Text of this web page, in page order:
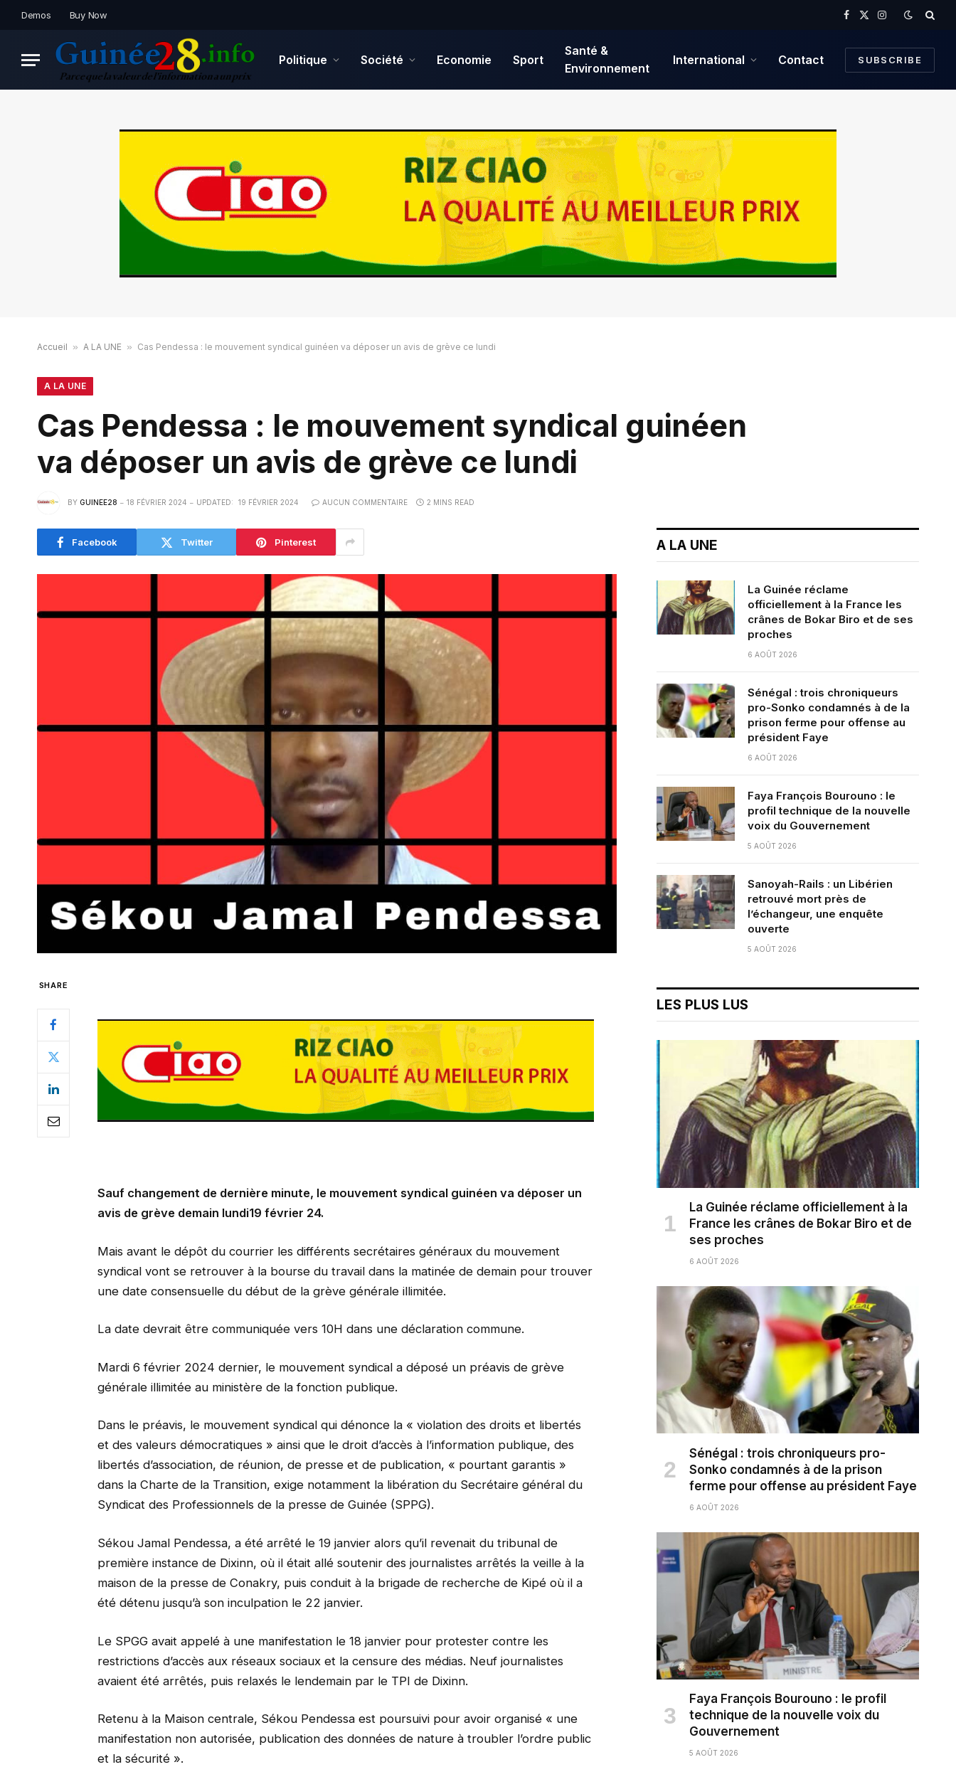
Demos Buy Now
Facebook
X
Instagram
Politique Société Economie Sport
Santé &
Environnement
International Contact SUBSCRIBE
Accueil » A LA UNE » Cas Pendessa : le mouvement syndical guinéen va déposer un avis de grève ce lundi
A LA UNE
Cas Pendessa : le mouvement syndical guinéen
va déposer un avis de grève ce lundi
BY GUINEE28 18 FÉVRIER 2024 UPDATED: 19 FÉVRIER 2024 AUCUN COMMENTAIRE 2 MINS READ
Facebook Twitter Pinterest
SHARE
Sauf changement de dernière minute, le mouvement syndical guinéen va déposer un
avis de grève demain lundi19 février 24.
Mais avant le dépôt du courrier les différents secrétaires généraux du mouvement
syndical vont se retrouver à la bourse du travail dans la matinée de demain pour trouver
une date consensuelle du début de la grève générale illimitée.
La date devrait être communiquée vers 10H dans une déclaration commune.
Mardi 6 février 2024 dernier, le mouvement syndical a déposé un préavis de grève
générale illimitée au ministère de la fonction publique.
Dans le préavis, le mouvement syndical qui dénonce la « violation des droits et libertés
et des valeurs démocratiques » ainsi que le droit d’accès à l’information publique, des
libertés d’association, de réunion, de presse et de publication, « pourtant garantis »
dans la Charte de la Transition, exige notamment la libération du Secrétaire général du
Syndicat des Professionnels de la presse de Guinée (SPPG).
Sékou Jamal Pendessa, a été arrêté le 19 janvier alors qu’il revenait du tribunal de
première instance de Dixinn, où il était allé soutenir des journalistes arrêtés la veille à la
maison de la presse de Conakry, puis conduit à la brigade de recherche de Kipé où il a
été détenu jusqu’à son inculpation le 22 janvier.
Le SPGG avait appelé à une manifestation le 18 janvier pour protester contre les
restrictions d’accès aux réseaux sociaux et la censure des médias. Neuf journalistes
avaient été arrêtés, puis relaxés le lendemain par le TPI de Dixinn.
Retenu à la Maison centrale, Sékou Pendessa est poursuivi pour avoir organisé « une
manifestation non autorisée, publication des données de nature à troubler l’ordre public
et la sécurité ».
A LA UNE
La Guinée réclame
officiellement à la France les
crânes de Bokar Biro et de ses
proches
6 AOÛT 2026
Sénégal : trois chroniqueurs
pro-Sonko condamnés à de la
prison ferme pour offense au
président Faye
6 AOÛT 2026
Faya François Bourouno : le
profil technique de la nouvelle
voix du Gouvernement
5 AOÛT 2026
Sanoyah-Rails : un Libérien
retrouvé mort près de
l’échangeur, une enquête
ouverte
5 AOÛT 2026
LES PLUS LUS
La Guinée réclame officiellement à la
France les crânes de Bokar Biro et de
ses proches
6 AOÛT 2026
Sénégal : trois chroniqueurs pro-
Sonko condamnés à de la prison
ferme pour offense au président Faye
6 AOÛT 2026
Faya François Bourouno : le profil
technique de la nouvelle voix du
Gouvernement
5 AOÛT 2026